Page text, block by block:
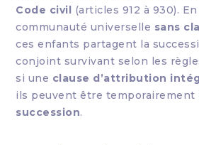
Code civil (articles 912 à 930).
communauté universelle sans
ces enfants partagent la
conjoint survivant selon les
si une clause d’attribution
ils peuvent être temporairement
succession.